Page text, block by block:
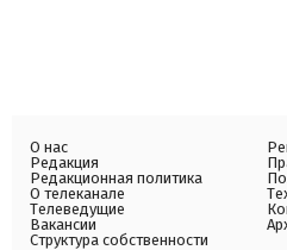
О нас
Редакция
Редакционная политика
О телеканале
Телеведущие
Вакансии
Структура собственности